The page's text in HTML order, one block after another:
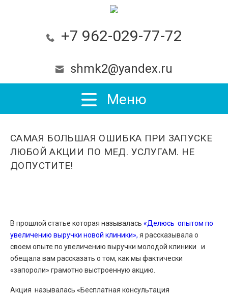
+7 962-029-77-72
shmk2@yandex.ru
Меню
САМАЯ БОЛЬШАЯ ОШИБКА ПРИ ЗАПУСКЕ
ЛЮБОЙ АКЦИИ ПО МЕД. УСЛУГАМ. НЕ
ДОПУСТИТЕ!
В прошлой статье которая называлась «Делюсь опытом по
увеличению выручки новой клиники», я рассказывала о
своем опыте по увеличению выручки молодой клиники и
обещала вам рассказать о том, как мы фактически
«запороли» грамотно выстроенную акцию.
Акция называлась «Бесплатная консультация